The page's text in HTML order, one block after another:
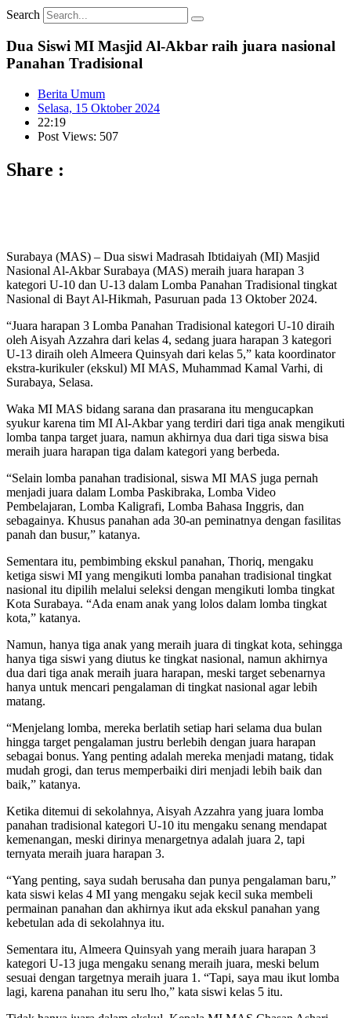
Search
Dua Siswi MI Masjid Al-Akbar raih juara nasional
Panahan Tradisional
Berita Umum
Selasa, 15 Oktober 2024
22:19
Post Views: 507
Share :
Surabaya (MAS) – Dua siswi Madrasah Ibtidaiyah (MI) Masjid
Nasional Al-Akbar Surabaya (MAS) meraih juara harapan 3
kategori U-10 dan U-13 dalam Lomba Panahan Tradisional tingkat
Nasional di Bayt Al-Hikmah, Pasuruan pada 13 Oktober 2024.
“Juara harapan 3 Lomba Panahan Tradisional kategori U-10 diraih
oleh Aisyah Azzahra dari kelas 4, sedang juara harapan 3 kategori
U-13 diraih oleh Almeera Quinsyah dari kelas 5,” kata koordinator
ekstra-kurikuler (ekskul) MI MAS, Muhammad Kamal Varhi, di
Surabaya, Selasa.
Waka MI MAS bidang sarana dan prasarana itu mengucapkan
syukur karena tim MI Al-Akbar yang terdiri dari tiga anak mengikuti
lomba tanpa target juara, namun akhirnya dua dari tiga siswa bisa
meraih juara harapan tiga dalam kategori yang berbeda.
“Selain lomba panahan tradisional, siswa MI MAS juga pernah
menjadi juara dalam Lomba Paskibraka, Lomba Video
Pembelajaran, Lomba Kaligrafi, Lomba Bahasa Inggris, dan
sebagainya. Khusus panahan ada 30-an peminatnya dengan fasilitas
panah dan busur,” katanya.
Sementara itu, pembimbing ekskul panahan, Thoriq, mengaku
ketiga siswi MI yang mengikuti lomba panahan tradisional tingkat
nasional itu dipilih melalui seleksi dengan mengikuti lomba tingkat
Kota Surabaya. “Ada enam anak yang lolos dalam lomba tingkat
kota,” katanya.
Namun, hanya tiga anak yang meraih juara di tingkat kota, sehingga
hanya tiga siswi yang diutus ke tingkat nasional, namun akhirnya
dua dari tiga anak meraih juara harapan, meski target sebenarnya
hanya untuk mencari pengalaman di tingkat nasional agar lebih
matang.
“Menjelang lomba, mereka berlatih setiap hari selama dua bulan
hingga target pengalaman justru berlebih dengan juara harapan
sebagai bonus. Yang penting adalah mereka menjadi matang, tidak
mudah grogi, dan terus memperbaiki diri menjadi lebih baik dan
baik,” katanya.
Ketika ditemui di sekolahnya, Aisyah Azzahra yang juara lomba
panahan tradisional kategori U-10 itu mengaku senang mendapat
kemenangan, meski dirinya menargetnya adalah juara 2, tapi
ternyata meraih juara harapan 3.
“Yang penting, saya sudah berusaha dan punya pengalaman baru,”
kata siswi kelas 4 MI yang mengaku sejak kecil suka membeli
permainan panahan dan akhirnya ikut ada ekskul panahan yang
kebetulan ada di sekolahnya itu.
Sementara itu, Almeera Quinsyah yang meraih juara harapan 3
kategori U-13 juga mengaku senang meraih juara, meski belum
sesuai dengan targetnya meraih juara 1. “Tapi, saya mau ikut lomba
lagi, karena panahan itu seru lho,” kata siswi kelas 5 itu.